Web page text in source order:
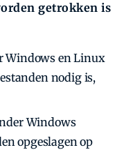
getrokken is
Windows en Linux
nodig is,
Windows
opgeslagen op